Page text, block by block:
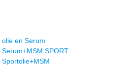
en Serum
SPORT